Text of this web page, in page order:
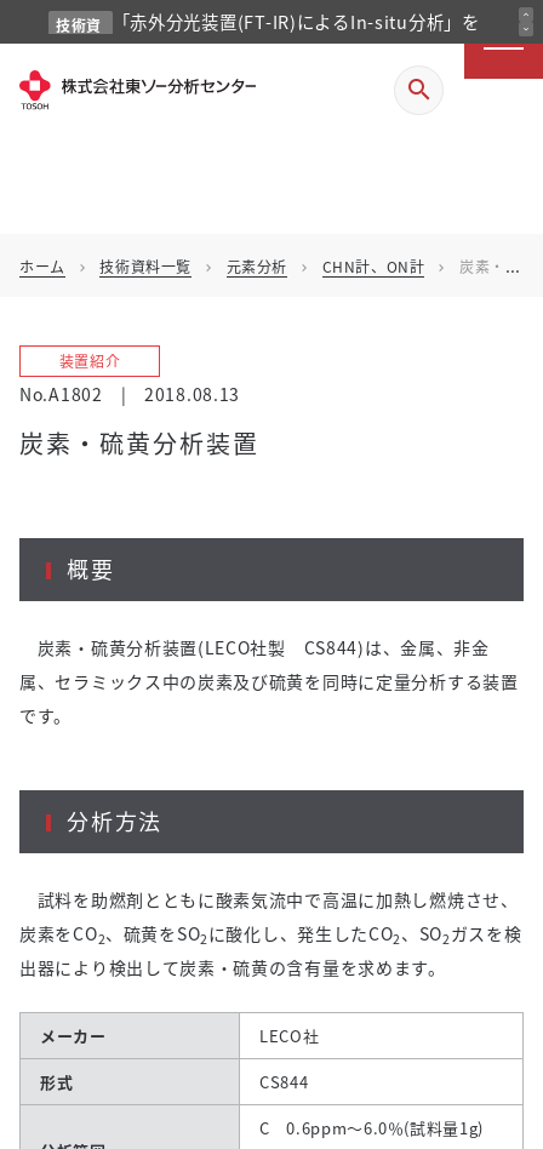
技術資
料
「赤外分光装置(FT-IR)によるIn-situ分析」を
掲載しました
expand_less
expand_more
search
ホーム chevron_right 技術資料一覧 chevron_right 元素分析 chevron_right CHN計、ON計 chevron_right 炭素・硫黄分析装置
装置紹介
No.A1802 | 2018.08.13
炭素・硫黄分析装置
概要
炭素・硫黄分析装置(LECO社製 CS844)は、金属、非金
属、セラミックス中の炭素及び硫黄を同時に定量分析する装置
です。
分析方法
試料を助燃剤とともに酸素気流中で高温に加熱し燃焼させ、
炭素をCO2、硫黄をSO2に酸化し、発生したCO2、SO2ガスを検
出器により検出して炭素・硫黄の含有量を求めます。
メーカー
LECO社
形式
CS844
C 0.6ppm～6.0％(試料量1g)